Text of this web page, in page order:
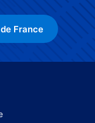
France